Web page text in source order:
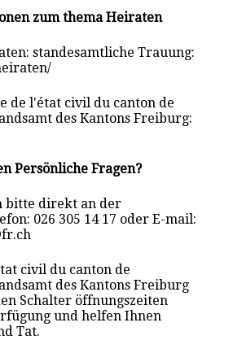
zum thema Heiraten
standesamtliche Trauung:
de l'état civil du canton de
des Kantons Freiburg:
Persönliche Fragen?
bitte direkt an der
026 305 14 17 oder E-mail:
civil du canton de
des Kantons Freiburg
Schalter öffnungszeiten
und helfen Ihnen
Tat.